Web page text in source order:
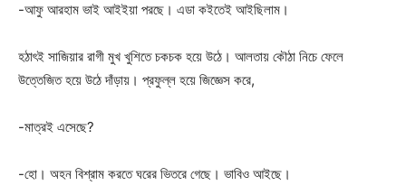
-আফু আরহাম ভাই আইইয়া পরছে। এডা কইতেই আইছিলাম।
হঠাৎই সাজিয়ার রাগী মুখ খুশিতে চকচক হয়ে উঠে। আলতায় কৌঠা নিচে ফেলে
উত্তেজিত হয়ে উঠে দাঁড়ায়। প্রফুল্ল হয়ে জিজ্ঞেস করে,
-মাত্রই এসেছে?
-হো। অহন বিশ্রাম করতে ঘরের ভিতরে গেছে। ভাবিও আইছে।